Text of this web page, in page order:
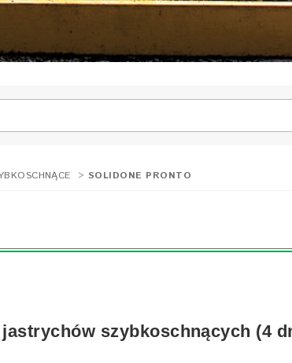
> SOLIDONE PRONTO
szybkoschnących (4